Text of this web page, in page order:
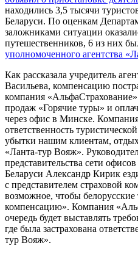
находились 3,5 тысячи
Беларуси. По оценкам
заложниками ситуации
путешественников, 6 из них
уполномоченного агентства
Как рассказала учредитель
Васильева, компенсацию
компания
продаж «Горячие туры» и
через офис в Минске.
ответственность
убытки нашим клиентам,
«Ланта-тур Вояж».
представительства сети
Беларуси Александр Кирик
с представителем страховой
возможное, чтобы
компенсацию». Компания
очередь будет выставлять
где была застрахована
тур Вояж».